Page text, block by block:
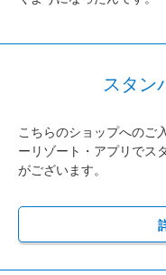
スタン
こちらのショップへのご
ーリゾート・アプリでス
がございます。